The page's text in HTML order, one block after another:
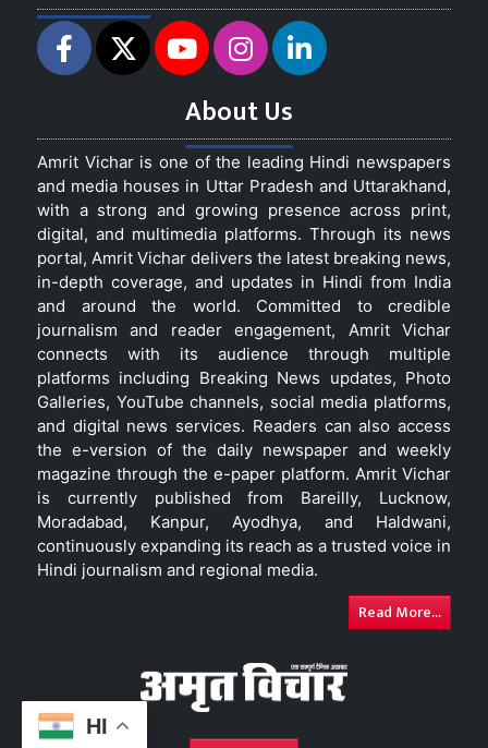
HI
About Us
Amrit Vichar is one of the leading Hindi newspapers
and media houses in Uttar Pradesh and Uttarakhand,
with a strong and growing presence across print,
digital, and multimedia platforms. Through its news
portal, Amrit Vichar delivers the latest breaking news,
in-depth coverage, and updates in Hindi from India
and around the world. Committed to credible
journalism and reader engagement, Amrit Vichar
connects with its audience through multiple
platforms including Breaking News updates, Photo
Galleries, YouTube channels, social media platforms,
and digital news services. Readers can also access
the e-version of the daily newspaper and weekly
magazine through the e-paper platform. Amrit Vichar
is currently published from Bareilly, Lucknow,
Moradabad, Kanpur, Ayodhya, and Haldwani,
continuously expanding its reach as a trusted voice in
Hindi journalism and regional media.
Read More...